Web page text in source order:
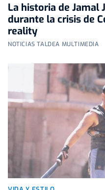
La historia de Jamal
durante la crisis de
reality
NOTICIAS TALDEA MULTIMEDIA